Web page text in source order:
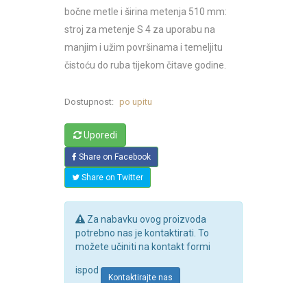
bočne metle i širina metenja 510 mm:
stroj za metenje S 4 za uporabu na
manjim i užim površinama i temeljitu
čistoću do ruba tijekom čitave godine.
Dostupnost: po upitu
Uporedi
Share on Facebook
Share on Twitter
Za nabavku ovog proizvoda
potrebno nas je kontaktirati. To
možete učiniti na kontakt formi
ispod
Kontaktirajte nas